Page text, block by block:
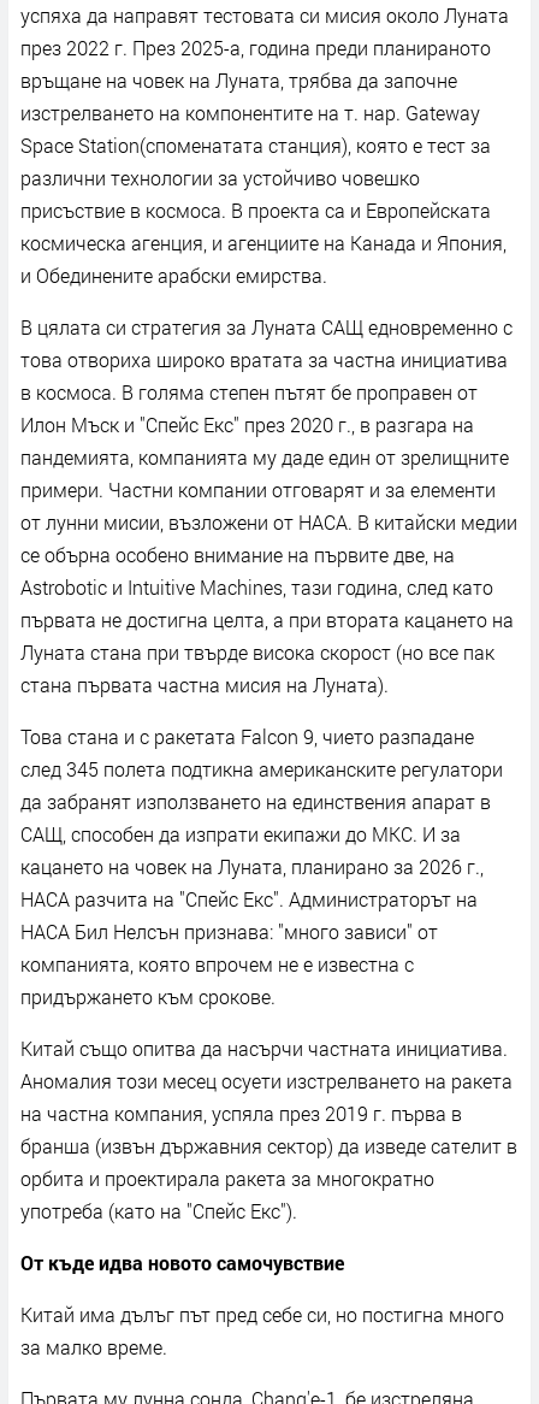
успяха да направят тестовата си мисия около Луната
през 2022 г. През 2025-а, година преди планираното
връщане на човек на Луната, трябва да започне
изстрелването на компонентите на т. нар. Gateway
Space Station(споменатата станция), която е тест за
различни технологии за устойчиво човешко
присъствие в космоса. В проекта са и Европейската
космическа агенция, и агенциите на Канада и Япония,
и Обединените арабски емирства.
В цялата си стратегия за Луната САЩ едновременно с
това отвориха широко вратата за частна инициатива
в космоса. В голяма степен пътят бе проправен от
Илон Мъск и "Спейс Екс" през 2020 г., в разгара на
пандемията, компанията му даде един от зрелищните
примери. Частни компании отговарят и за елементи
от лунни мисии, възложени от НАСА. В китайски медии
се обърна особено внимание на първите две, на
Astrobotic и Intuitive Machines, тази година, след като
първата не достигна целта, а при втората кацането на
Луната стана при твърде висока скорост (но все пак
стана първата частна мисия на Луната).
Това стана и с ракетата Falcon 9, чието разпадане
след 345 полета подтикна американските регулатори
да забранят използването на единствения апарат в
САЩ, способен да изпрати екипажи до МКС. И за
кацането на човек на Луната, планирано за 2026 г.,
НАСА разчита на "Спейс Екс". Администраторът на
НАСА Бил Нелсън признава: "много зависи" от
компанията, която впрочем не е известна с
придържането към срокове.
Китай също опитва да насърчи частната инициатива.
Аномалия този месец осуети изстрелването на ракета
на частна компания, успяла през 2019 г. първа в
бранша (извън държавния сектор) да изведе сателит в
орбита и проектирала ракета за многократно
употреба (като на "Спейс Екс").
От къде идва новото самочувствие
Китай има дълъг път пред себе си, но постигна много
за малко време.
Първата му лунна сонда, Chang'e-1, бе изстреляна